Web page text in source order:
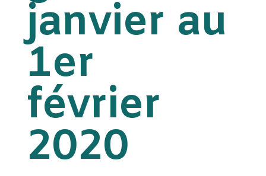
janvier au
1er
février
2020